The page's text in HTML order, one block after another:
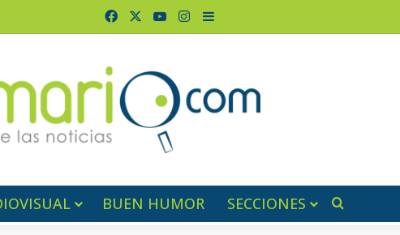
FacebookYouTubeInstagram
Barra lateral
BUEN HUMOR SECCIONES